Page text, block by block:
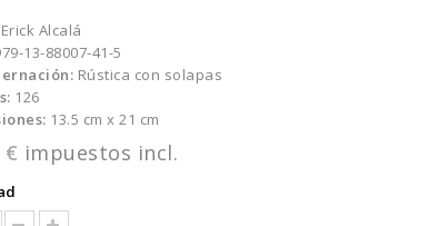
Erick Alcalá
13-88007-41-5
Rústica con solapas
126
13.5 cm x 21 cm
€ impuestos incl.